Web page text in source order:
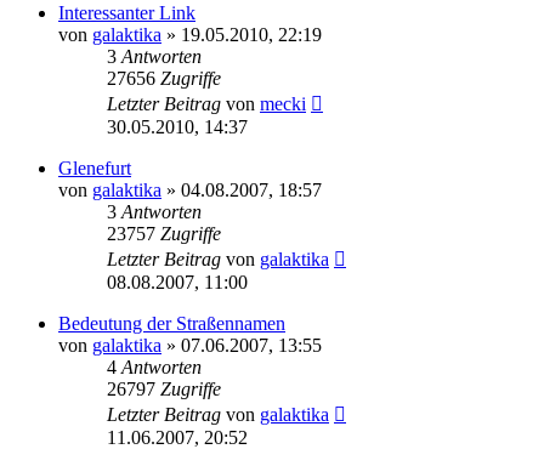
Interessanter Link
von galaktika » 19.05.2010, 22:19
3 Antworten
27656 Zugriffe
Letzter Beitrag von mecki
30.05.2010, 14:37
Glenefurt
von galaktika » 04.08.2007, 18:57
3 Antworten
23757 Zugriffe
Letzter Beitrag von galaktika
08.08.2007, 11:00
Bedeutung der Straßennamen
von galaktika » 07.06.2007, 13:55
4 Antworten
26797 Zugriffe
Letzter Beitrag von galaktika
11.06.2007, 20:52